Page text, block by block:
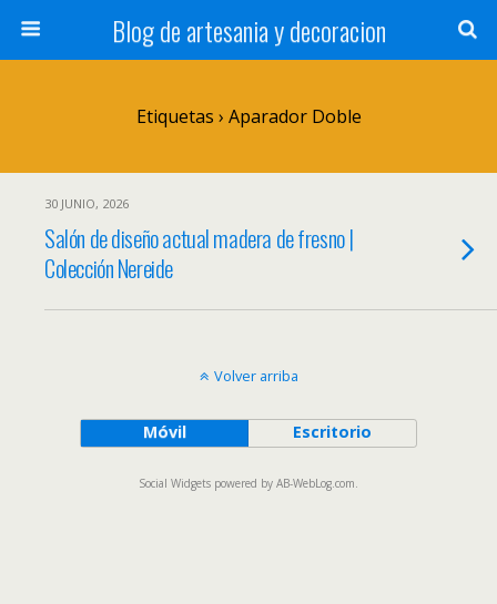
Blog de artesania y decoracion
Etiquetas › Aparador Doble
30 JUNIO, 2026
Salón de diseño actual madera de fresno |
Colección Nereide
Volver arriba
Móvil Escritorio
Social Widgets powered by AB-WebLog.com.